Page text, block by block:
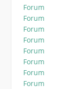
Forum
Forum
Forum
Forum
Forum
Forum
Forum
Forum